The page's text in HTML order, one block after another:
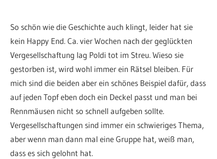
So schön wie die Geschichte auch klingt, leider hat sie
kein Happy End. Ca. vier Wochen nach der geglückten
Vergesellschaftung lag Poldi tot im Streu. Wieso sie
gestorben ist, wird wohl immer ein Rätsel bleiben. Für
mich sind die beiden aber ein schönes Beispiel dafür, dass
auf jeden Topf eben doch ein Deckel passt und man bei
Rennmäusen nicht so schnell aufgeben sollte.
Vergesellschaftungen sind immer ein schwieriges Thema,
aber wenn man dann mal eine Gruppe hat, weiß man,
dass es sich gelohnt hat.